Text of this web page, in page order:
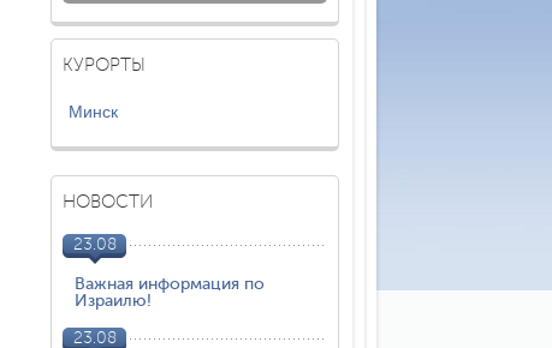
КУРОРТЫ
Минск
НОВОСТИ
23.08
Важная информация по
Израилю!
23.08